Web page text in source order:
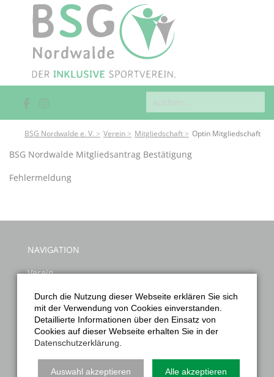
BSG Nordwalde e. V. Verein Mitgliedschaft Optin Mitgliedschaft
BSG Nordwalde Mitgliedsantrag Bestätigung
Fehlermeldung
NAVIGATION
Verein
Sport
Gesundheitssport
Sportabzeichen
Termine
Kontakte
Durch die Nutzung dieser Webseite erklären Sie sich
mit der Verwendung von Cookies einverstanden.
Detaillierte Informationen über den Einsatz von
Cookies auf dieser Webseite erhalten Sie in der
Datenschutzerklärung
Auswahl akzeptieren Alle akzeptieren